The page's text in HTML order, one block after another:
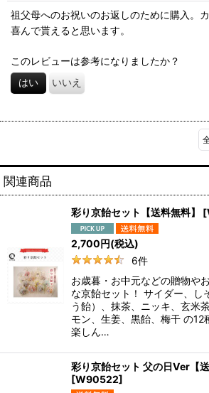
祖父母へのお祝いのお返しのために購入。
喜んで貰えると思います。
このレビューは参考になりましたか？
はい いいえ
関連商品
彩り京飴セット【送料無料】 [
2,700円(税込)
6件
お歳暮・お中元などの贈物や
な京飴セット！ サイダー、し
う飴）、抹茶、ニッキ、玄米
モン、生姜、黒飴、梅干 の12
楽しん…
彩り京飴セット 父の日Ver【送
[W90522]